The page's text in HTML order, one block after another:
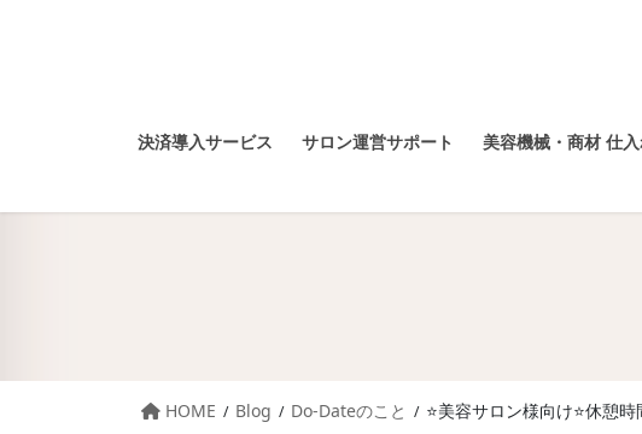
決済導入サービス サロン運営サポート 美容機械・商材 仕
HOME Blog Do-Dateのこと ⭐️美容サロン様向け⭐️休憩